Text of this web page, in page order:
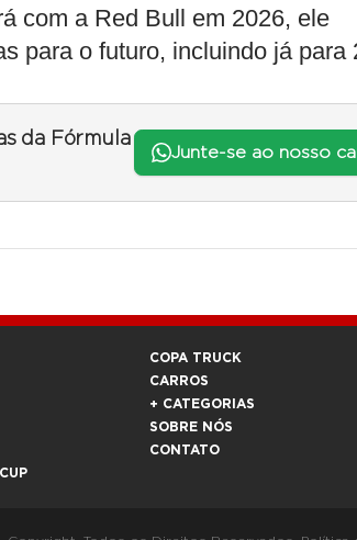
com a Red Bull em 2026, ele
para o futuro, incluindo já para
da Fórmula
Junte-se ao nosso
COPA TRUCK
CARROS
+ CATEGORIAS
SOBRE NÓS
CONTATO